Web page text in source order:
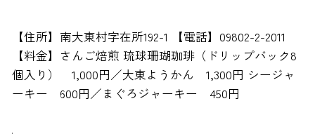
【住所】南大東村字在所192-1 【電話】09802-2-2011
【料金】さんご焙煎 琉球珊瑚珈琲（ドリップバック8
個入り） 1,000円／大東ようかん 1,300円 シージャ
ーキー 600円／まぐろジャーキー 450円